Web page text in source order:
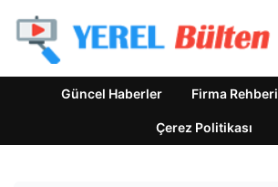
Güncel Haberler Firma Rehberi
Çerez Politikası